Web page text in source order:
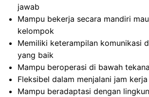
jawab
Mampu bekerja secara mandiri
kelompok
Memiliki keterampilan komunikasi
yang baik
Mampu beroperasi di bawah
Fleksibel dalam menjalani jam kerja
Mampu beradaptasi dengan